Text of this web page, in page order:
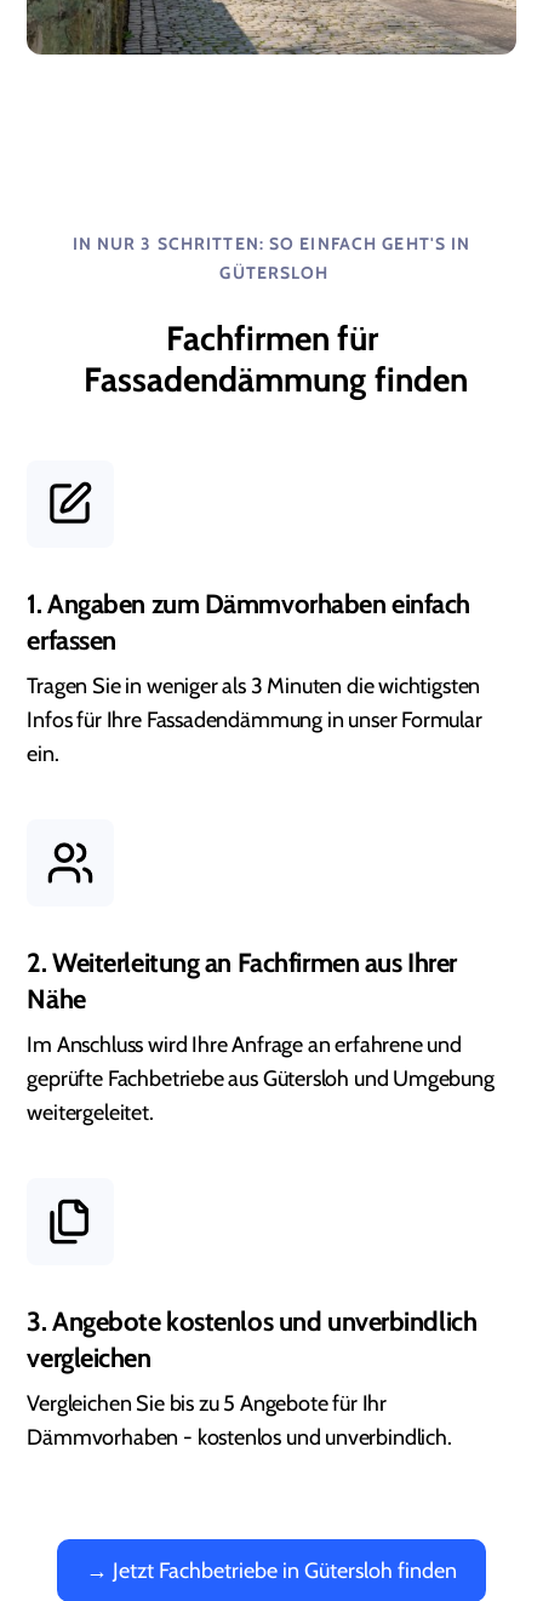
IN NUR 3 SCHRITTEN: SO EINFACH GEHT'S IN
GÜTERSLOH
Fachfirmen für
Fassadendämmung finden
1. Angaben zum Dämmvorhaben einfach
erfassen
Tragen Sie in weniger als 3 Minuten die wichtigsten
Infos für Ihre Fassadendämmung in unser Formular
ein.
2. Weiterleitung an Fachfirmen aus Ihrer
Nähe
Im Anschluss wird Ihre Anfrage an erfahrene und
geprüfte Fachbetriebe aus Gütersloh und Umgebung
weitergeleitet.
3. Angebote kostenlos und unverbindlich
vergleichen
Vergleichen Sie bis zu 5 Angebote für Ihr
Dämmvorhaben - kostenlos und unverbindlich.
→ Jetzt Fachbetriebe in Gütersloh finden